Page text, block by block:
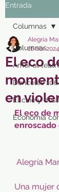
Entrada
Columnas
Amor al
Donceles 106
El cine y dos
Economía
Columnas
El eco
en
Alegría
16 abr 2024
El eco de
Alegría
Una mujer